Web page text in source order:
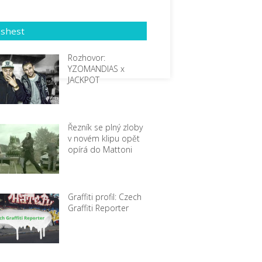
Rozhovor:
YZOMANDIAS x
JACKPOT
Řezník se plný zloby
v novém klipu opět
opírá do Mattoni
Graffiti profil: Czech
Graffiti Reporter